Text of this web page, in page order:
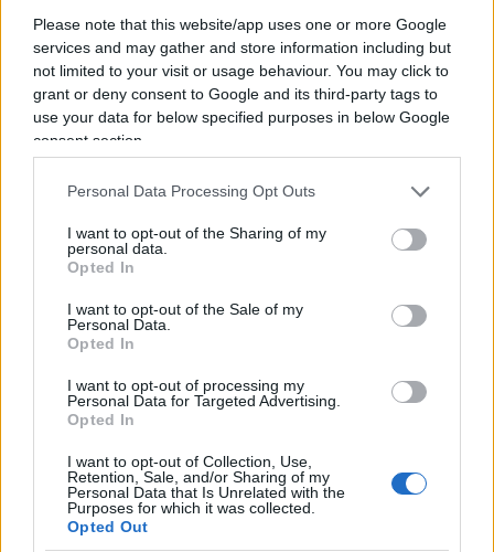
Please note that this website/app uses one or more Google
services and may gather and store information including but
not limited to your visit or usage behaviour. You may click to
grant or deny consent to Google and its third-party tags to
use your data for below specified purposes in below Google
consent section.
Personal Data Processing Opt Outs
I want to opt-out of the Sharing of my
personal data.
Opted In
I want to opt-out of the Sale of my
Personal Data.
Opted In
I want to opt-out of processing my
Personal Data for Targeted Advertising.
Opted In
I want to opt-out of Collection, Use,
Retention, Sale, and/or Sharing of my
Personal Data that Is Unrelated with the
Purposes for which it was collected.
Opted Out
che abbiamo detto oggi è che costruiremo quel
ponte”.
Nixon e i suoi collaboratori pianificarono
attentamente il viaggio per avere il maggior
Stati Uniti. La copertura mediatica del viaggio
risultò straordinariamente positiva. Interviste
successive con i corrispondenti che hanno
erano ansiosi di essere in viaggio, che alcuni
hanno etichettato come il più importante incontro
al vertice di sempre.
Il viaggio di Nixon in Cina era stato ben
pianificato, praticamente coreografato e ogni sua
mossa veniva mostrata sullo schermo televisivo. I